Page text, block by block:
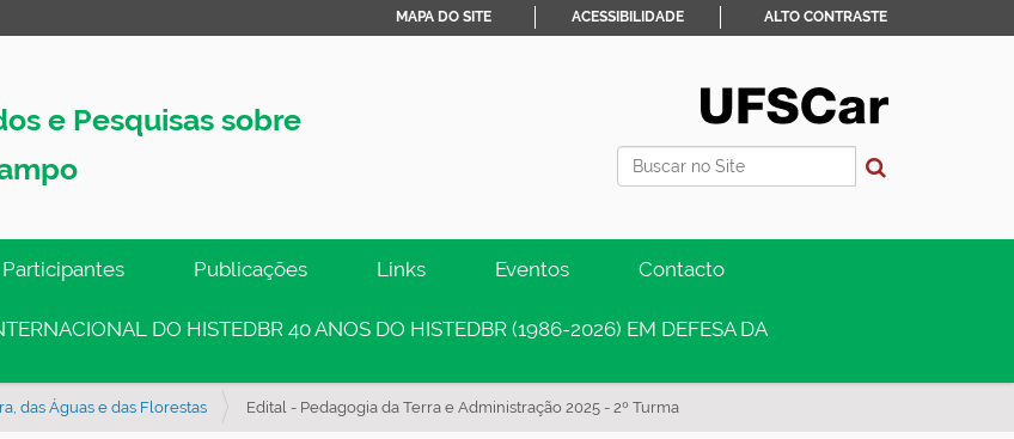
e Pesquisas sobre
Busca
MAPA DO SITE ACESSIBILIDADE ALTO CONTRASTE
Participantes Publicações Links Eventos Contacto
DO HISTEDBR 40 ANOS DO HISTEDBR (1986-2026) EM DEFESA DA
das Águas e das Florestas Edital - Pedagogia da Terra e Administração 2025 - 2º Turma